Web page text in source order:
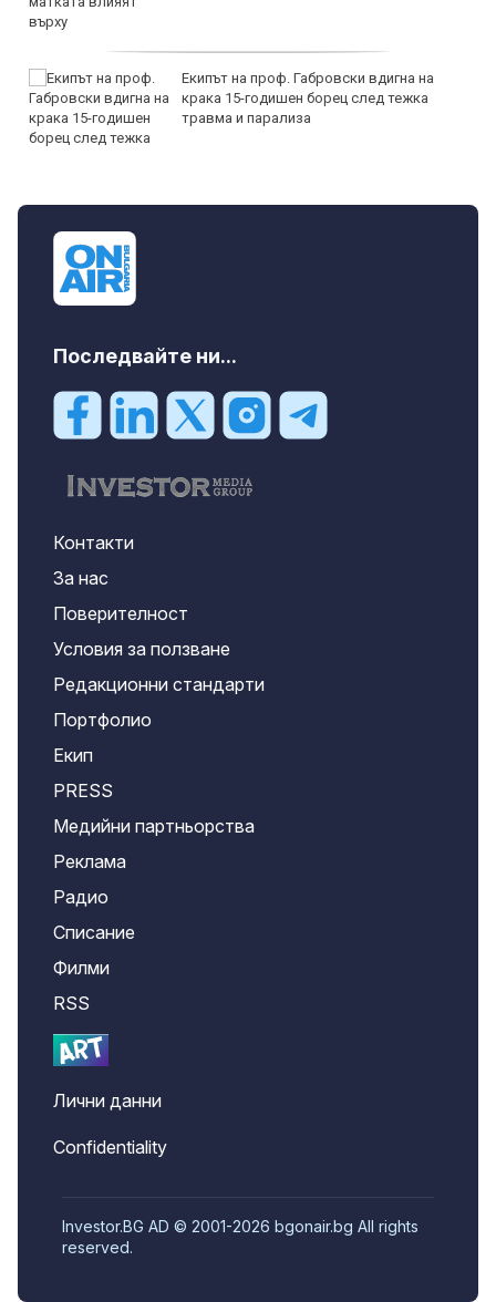
Екипът на проф. Габровски вдигна на
крака 15-годишен борец след тежка
травма и парализа
Последвайте ни...
Контакти
За нас
Поверителност
Условия за ползване
Редакционни стандарти
Портфолио
Екип
PRESS
Медийни партньорства
Реклама
Радио
Списание
Филми
RSS
Лични данни
Confidentiality
Investor.BG AD © 2001-2026 bgonair.bg All rights
reserved.